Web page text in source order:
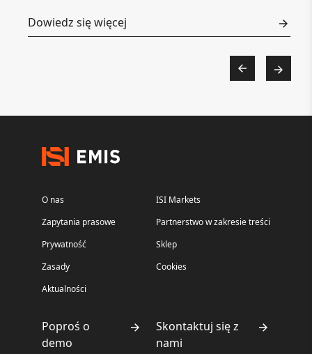
Dowiedz się więcej
O nas
ISI Markets
Zapytania prasowe
Partnerstwo w zakresie treści
Prywatność
Sklep
Zasady
Cookies
Aktualności
Poproś o
demo
Skontaktuj się z
nami